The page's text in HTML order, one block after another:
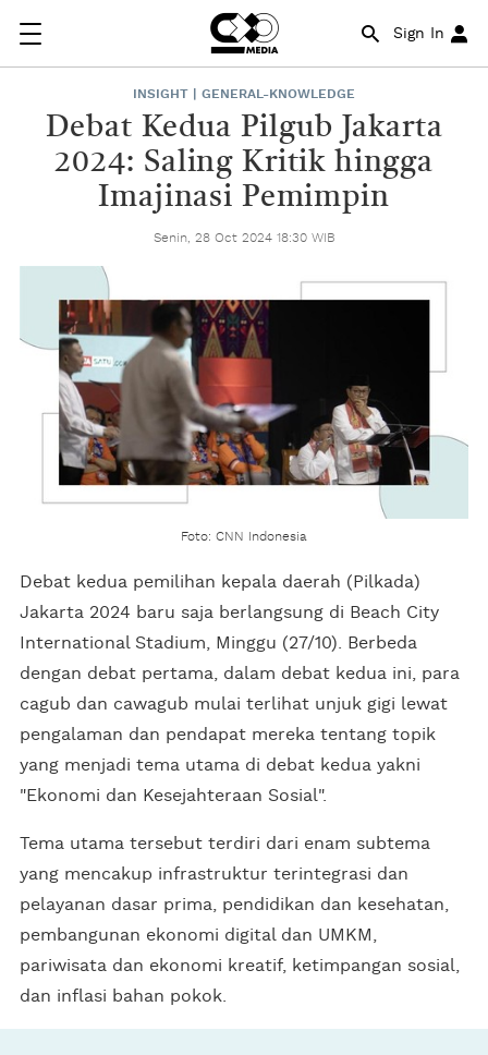
Sign In
INSIGHT | GENERAL-KNOWLEDGE
Debat Kedua Pilgub Jakarta
2024: Saling Kritik hingga
Imajinasi Pemimpin
Senin, 28 Oct 2024 18:30 WIB
Foto: CNN Indonesia
Debat kedua pemilihan kepala daerah (Pilkada)
Jakarta 2024 baru saja berlangsung di Beach City
International Stadium, Minggu (27/10). Berbeda
dengan debat pertama, dalam debat kedua ini, para
cagub dan cawagub mulai terlihat unjuk gigi lewat
pengalaman dan pendapat mereka tentang topik
yang menjadi tema utama di debat kedua yakni
"Ekonomi dan Kesejahteraan Sosial".
Tema utama tersebut terdiri dari enam subtema
yang mencakup infrastruktur terintegrasi dan
pelayanan dasar prima, pendidikan dan kesehatan,
pembangunan ekonomi digital dan UMKM,
pariwisata dan ekonomi kreatif, ketimpangan sosial,
dan inflasi bahan pokok.